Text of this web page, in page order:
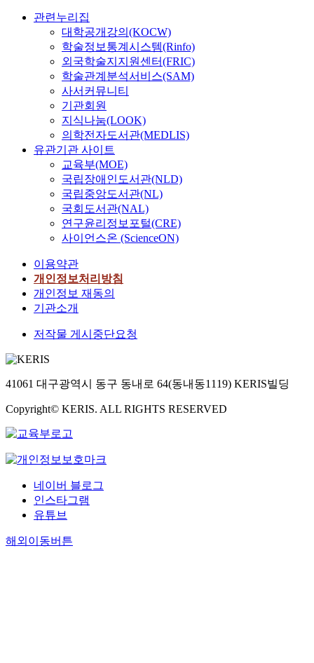
관련누리집
대학공개강의(KOCW)
학술정보통계시스템(Rinfo)
외국학술지지원센터(FRIC)
학술관계분석서비스(SAM)
사서커뮤니티
기관회원
지식나눔(LOOK)
의학전자도서관(MEDLIS)
유관기관 사이트
교육부(MOE)
국립장애인도서관(NLD)
국립중앙도서관(NL)
국회도서관(NAL)
연구윤리정보포털(CRE)
사이언스온 (ScienceON)
이용약관
개인정보처리방침
개인정보 재동의
기관소개
저작물 게시중단요청
41061 대구광역시 동구 동내로 64(동내동1119) KERIS빌딩
Copyright© KERIS. ALL RIGHTS RESERVED
네이버 블로그
인스타그램
유튜브
해외이동버튼